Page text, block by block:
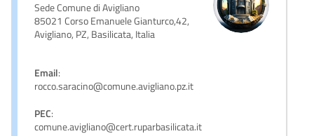
Sede Comune di Avigliano
85021 Corso Emanuele Gianturco,42,
Avigliano, PZ, Basilicata, Italia
Email:
rocco.saracino@comune.avigliano.pz.it
PEC:
comune.avigliano@cert.ruparbasilicata.it